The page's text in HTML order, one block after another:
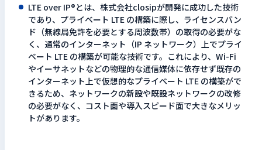
LTE over IP®とは、株式会社closipが開発に成功した技術
であり、プライベート LTE の構築に際し、ライセンスバン
ド（無線局免許を必要とする周波数帯）の取得の必要がな
く、通常のインターネット（IP ネットワーク）上でプライ
ベート LTE の構築が可能な技術です。これにより、Wi-Fi
やイーサネットなどの物理的な通信媒体に依存せず既存の
インターネット上で仮想的なプライベート LTE の構築がで
きるため、ネットワークの新設や既設ネットワークの改修
の必要がなく、コスト面や導入スピード面で大きなメリッ
トがあります。